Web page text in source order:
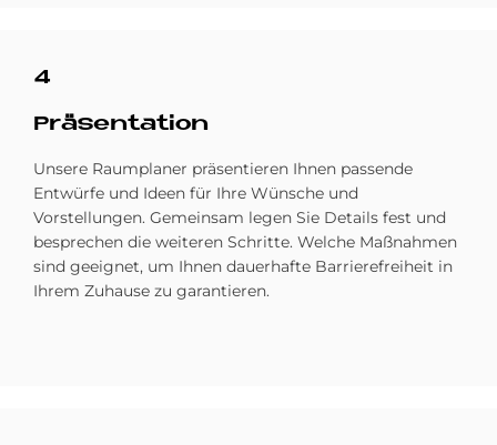
4
Prä­sen­ta­ti­on
Unsere Raumplaner präsentieren Ihnen passende
Entwürfe und Ideen für Ihre Wünsche und
Vorstellungen. Gemeinsam legen Sie Details fest und
besprechen die weiteren Schritte. Welche Maßnahmen
sind geeignet, um Ihnen dauerhafte Barrierefreiheit in
Ihrem Zuhause zu garantieren.